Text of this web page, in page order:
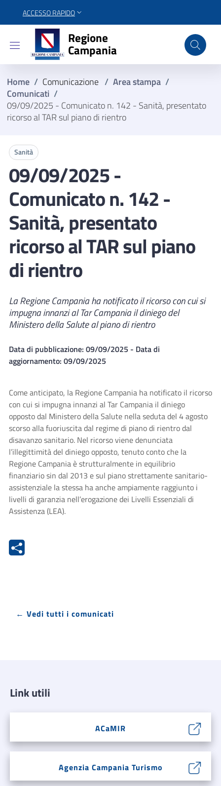
ACCESSO RAPIDO
Regione Campania
Regione
Campania
Home / Comunicazione / Area stampa /
Comunicati /
09/09/2025 - Comunicato n. 142 - Sanità, presentato
ricorso al TAR sul piano di rientro
Sanità
09/09/2025 -
Comunicato n. 142 -
Sanità, presentato
ricorso al TAR sul piano
di rientro
La Regione Campania ha notificato il ricorso con cui si
impugna innanzi al Tar Campania il diniego del
Ministero della Salute al piano di rientro
Data di pubblicazione: 09/09/2025 - Data di
aggiornamento: 09/09/2025
Come anticipato, la Regione Campania ha notificato il ricorso
con cui si impugna innanzi al Tar Campania il diniego
opposto dal Ministero della Salute nella seduta del 4 agosto
scorso alla fuoriuscita dal regime di piano di rientro dal
disavanzo sanitario. Nel ricorso viene denunciata
l’illegittimità del diniego opposto, tenuto conto che la
Regione Campania è strutturalmente in equilibrio
finanziario sin dal 2013 e sul piano strettamente sanitario-
assistenziale la stessa ha anche ampiamente raggiunto i
livelli di garanzia nell’erogazione dei Livelli Essenziali di
Assistenza (LEA).
← Vedi tutti i comunicati
Link utili
ACaMIR
Agenzia Campania Turismo